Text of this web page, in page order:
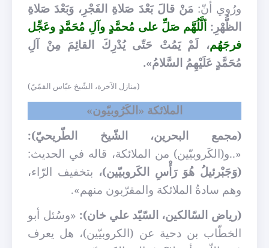
ورُوي أنّ:مَنْ قالَ بَعْدَ صَلاةِ الفَجْرِ، وَبَعْدَ صَلاةِ
الظُّهْرِ:ألَّلُهَّم صَلِّ على مُحمَّدٍ وآلِ مُحَمَّدٍ وعَجِّل
فرجَهُم، لَمْ يَمُتْ حَتّى يُدْرِكَ القائِمَ مِنْ آلِ
مُحَمَّدٍ عَلَيْهِمُ السَّلامُ».
(منازل الآخرة، الشّيخ عبّاس القمّيّ)
الملائكة «الكَرُوبيّون»
(مجمع البحرين، الشّيخ الطّريحيّ):
«..و(الكَروبيّين) من الملائكة، قاله في الحديث:
(وَجَبْرئيلُ هُوَ رَأْسِ الكَروبيّين)، بتخفيف الرّاء،
وهم سادةُ الملائكة والمقرّبون منهم».
(رياض السّالكين، السّيّد علي خان): «وسُئل أبو
الخطّاب بن دحية عن (الكروبيّين)، هل يعرف